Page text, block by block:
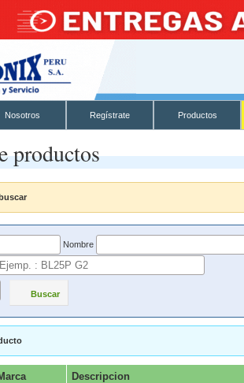
Nosotros Regístrate Productos
productos
Nombre
Buscar
Descripcion